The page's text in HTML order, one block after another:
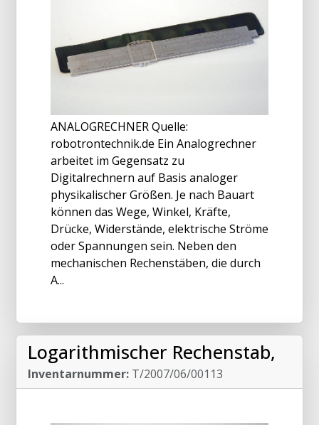
ANALOGRECHNER Quelle:
robotrontechnik.de Ein Analogrechner
arbeitet im Gegensatz zu
Digitalrechnern auf Basis analoger
physikalischer Größen. Je nach Bauart
können das Wege, Winkel, Kräfte,
Drücke, Widerstände, elektrische Ströme
oder Spannungen sein. Neben den
mechanischen Rechenstäben, die durch
A...
Logarithmischer Rechenstab,
Inventarnummer: T/2007/06/00113